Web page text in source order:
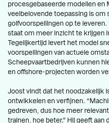
procesgebaseerde modellen en
veelbelovende toepassing is om
golfvoorspellingen op te
staat om meer inzicht te krijgen
Tegelijkertijd levert het model
voorspellingen van actuele
Scheepvaartbedrijven kunnen
en offshore-projecten worden
Joost vindt dat het noodzakelijk
ontwikkelen en verfijnen.
gedreven, dus hoe meer
trainen, hoe beter.” Hij geeft aan